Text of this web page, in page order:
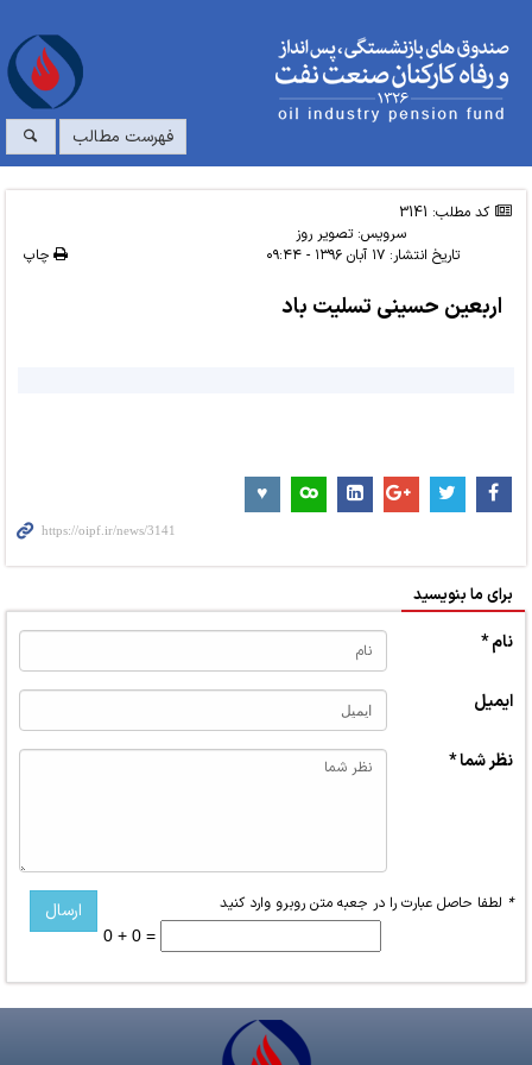
فهرست مطالب
کد مطلب: 3141
سرویس:تصویر روز
تاریخ انتشار:۱۷ آبان ۱۳۹۶ - ۰۹:۴۴ چاپ
اربعین حسینی تسلیت باد
برای ما بنویسید
نام *
ایمیل
نظر شما *
* لطفا حاصل عبارت را در جعبه متن روبرو وارد کنید
0 + 0 =